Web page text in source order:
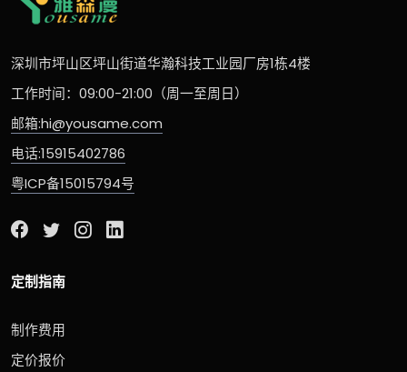
深圳市坪山区坪山街道华瀚科技工业园厂房1栋4楼
工作时间：09:00-21:00（周一至周日）
邮箱:hi@yousame.com
电话:15915402786
粤ICP备15015794号
定制指南
制作费用
定价报价